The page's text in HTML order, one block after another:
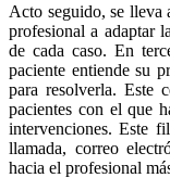
Acto seguido, se lleva
profesional a adaptar
de cada caso. En
paciente entiende su
para resolverla. Este
pacientes con el que
intervenciones. Este
llamada, correo
hacia el profesional